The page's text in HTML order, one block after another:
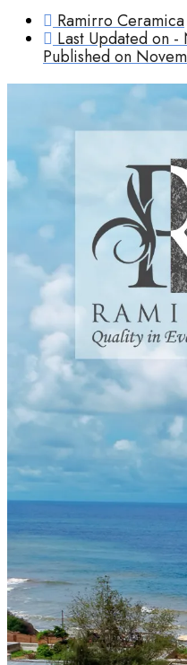
Ramirro Ceramica
Last Updated on
Published on